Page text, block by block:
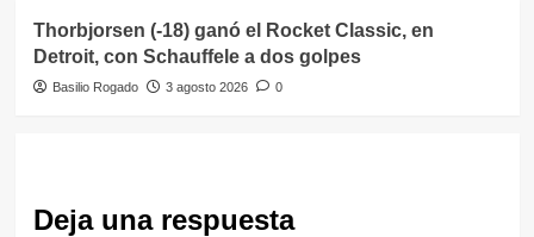
Thorbjorsen (-18) ganó el Rocket Classic, en
Detroit, con Schauffele a dos golpes
Basilio Rogado 3 agosto 2026 0
Deja una respuesta